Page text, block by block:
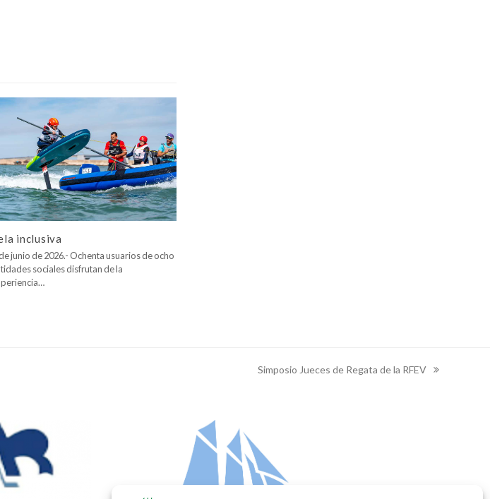
inclusiva
junio de 2026.- Ochenta usuarios de ocho
sociales disfrutan de la
next
Simposio Jueces de Regata de la RFEV